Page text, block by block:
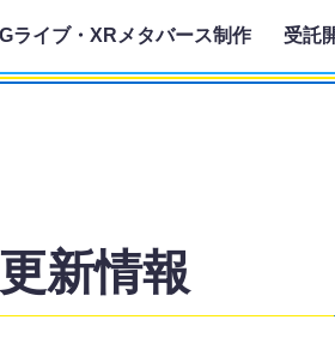
ライブ・XRメタバース制作 受託
更新情報